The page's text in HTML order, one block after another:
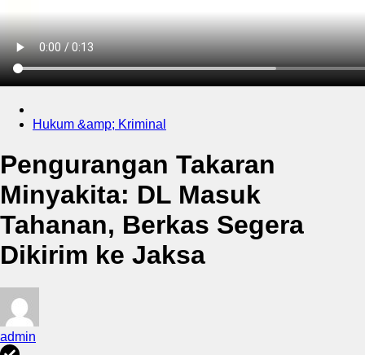
Hukum &amp; Kriminal
Pengurangan Takaran
Minyakita: DL Masuk
Tahanan, Berkas Segera
Dikirim ke Jaksa
admin